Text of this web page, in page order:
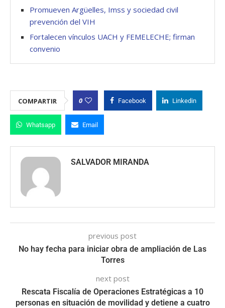
Promueven Argüelles, Imss y sociedad civil
prevención del VIH
Fortalecen vínculos UACH y FEMELECHE; firman
convenio
COMPARTIR 0 Facebook Linkedin
Whatsapp Email
SALVADOR MIRANDA
previous post
No hay fecha para iniciar obra de ampliación de Las
Torres
next post
Rescata Fiscalía de Operaciones Estratégicas a 10
personas en situación de movilidad y detiene a cuatro